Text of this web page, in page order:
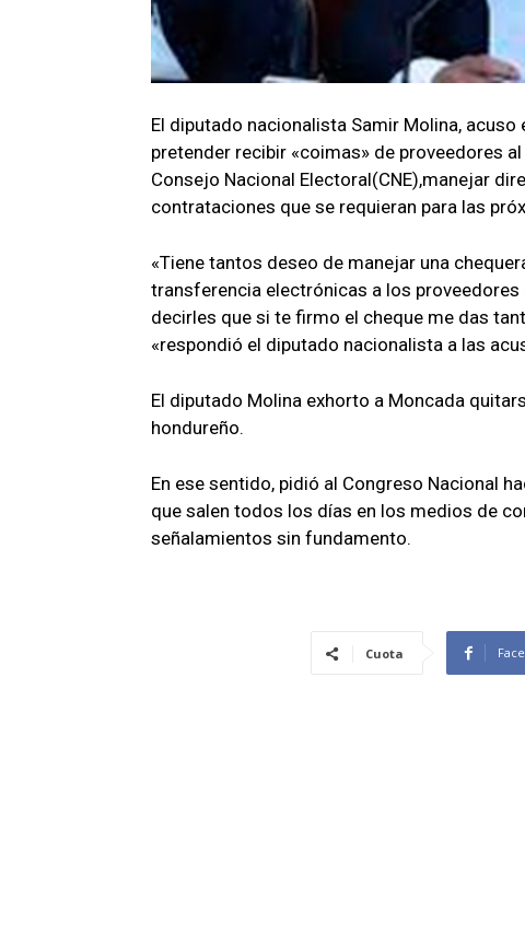
El diputado nacionalista Samir Molina,
pretender recibir «coimas» de proveedores
Consejo Nacional Electoral(CNE),manejar
contrataciones que se requieran para las
«Tiene tantos deseo de manejar una
transferencia electrónicas a los
decirles que si te firmo el cheque me das
«respondió el diputado nacionalista a las
El diputado Molina exhorto a Moncada
hondureño.
En ese sentido, pidió al Congreso Nacional
que salen todos los días en los medios de
señalamientos sin fundamento.
Cuota